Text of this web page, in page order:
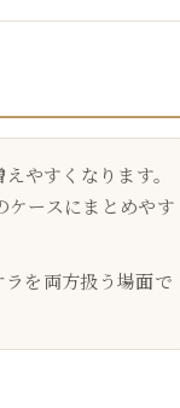
やすくなります。
ースにまとめやす
を両方扱う場面で